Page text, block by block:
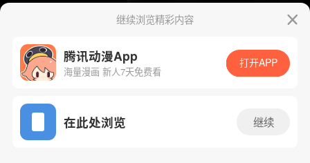
App免费看
下一话 腾漫App免费看
继续浏览精彩内容
腾讯动漫App
海量漫画 新人7天免费看
打开APP
在此处浏览 继续